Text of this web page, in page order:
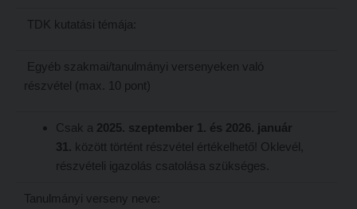
TDK kutatási témája:
Egyéb szakmai/tanulmányi versenyeken való
részvétel (max. 10 pont)
Csak a 2025. szeptember 1. és 2026. január
31. között történt részvétel értékelhető! Oklevél,
részvételi igazolás csatolása szükséges.
Tanulmányi verseny neve: